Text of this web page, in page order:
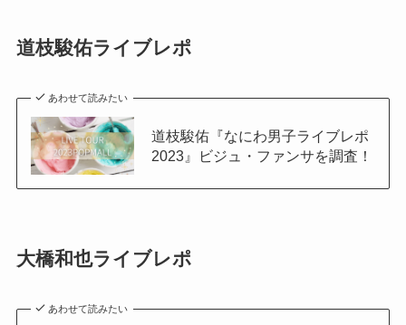
道枝駿佑ライブレポ
あわせて読みたい
道枝駿佑『なにわ男子ライブレポ
2023』ビジュ・ファンサを調査！
大橋和也ライブレポ
あわせて読みたい